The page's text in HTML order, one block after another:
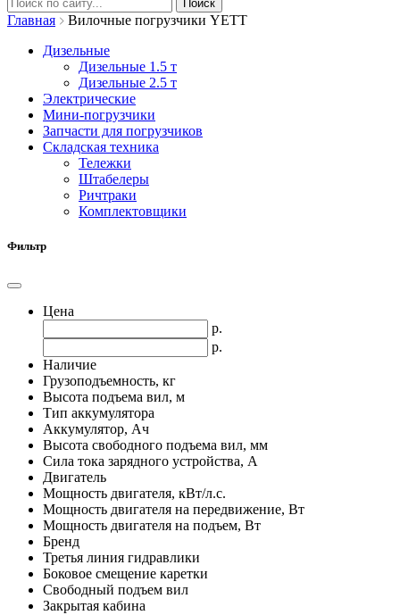
Главная
Вилочные погрузчики YETT
Дизельные
Дизельные 1.5 т
Дизельные 2.5 т
Электрические
Мини-погрузчики
Запчасти для погрузчиков
Складская техника
Тележки
Штабелеры
Ричтраки
Комплектовщики
Фильтр
Цена
р.
р.
Наличие
Грузоподъемность, кг
Высота подъема вил, м
Тип аккумулятора
Аккумулятор, Ач
Высота свободного подъема вил, мм
Сила тока зарядного устройства, А
Двигатель
Мощность двигателя, кВт/л.с.
Мощность двигателя на передвижение, Вт
Мощность двигателя на подъем, Вт
Бренд
Третья линия гидравлики
Боковое смещение каретки
Свободный подъем вил
Закрытая кабина